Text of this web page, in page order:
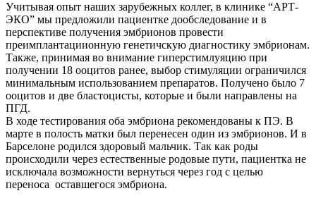
Учитывая опыт наших зарубежных коллег, в клинике “АРТ-
ЭКО” мы предложили пациентке дообследование и в
перспективе получения эмбрионов провести
преимплантациионную генетичскую диагностику эмбрионам.
Также, принимая во внимание гиперстимлуяцию при
получении 18 ооцитов ранее, выбор стимуляции ограничился
минимальным использованием препаратов. Получено было 7
ооцитов и две бластоцисты, которые и были направлены на
ПГД.
В ходе тестирования оба эмбриона рекомендованы к ПЭ. В
марте в полость матки был перенесен один из эмбрионов. И в
Барселоне родился здоровый мальчик. Так как роды
происходили через естественные родовые пути, пациентка не
исключала возможности вернуться через год с целью
переноса оставшегося эмбриона.